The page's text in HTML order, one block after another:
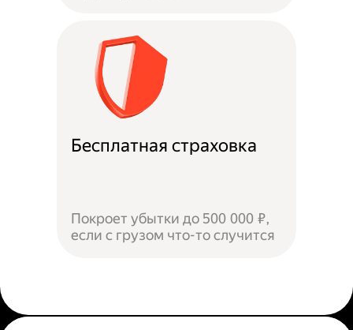
Бесплатная страховка
Покроет убытки до 500 000 ₽,
если с грузом что-то случится